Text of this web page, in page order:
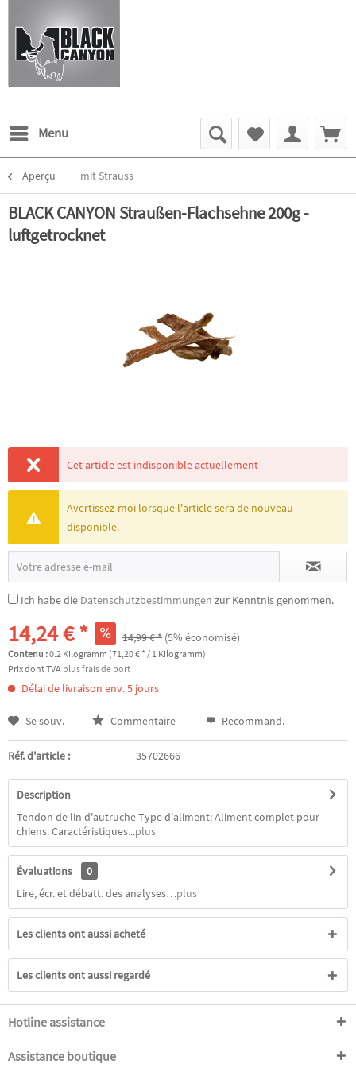
Menu
Aperçu mit Strauss
BLACK CANYON Straußen-Flachsehne 200g -
luftgetrocknet
Cet article est indisponible actuellement
Avertissez-moi lorsque l'article sera de nouveau
disponible.
Ich habe die Datenschutzbestimmungen zur Kenntnis genommen.
14,24 € * 14,99 € * (5% économisé)
Contenu :0.2 Kilogramm (71,20 € * / 1 Kilogramm)
Prix dont TVA plus frais de port
Délai de livraison env. 5 jours
Se souv. Commentaire Recommand.
Réf. d'article : 35702666
Description
Tendon de lin d'autruche Type d'aliment: Aliment complet pour
chiens. Caractéristiques...plus
Évaluations
0
Lire, écr. et débatt. des analyses…plus
Les clients ont aussi acheté
Les clients ont aussi regardé
Hotline assistance
Assistance boutique